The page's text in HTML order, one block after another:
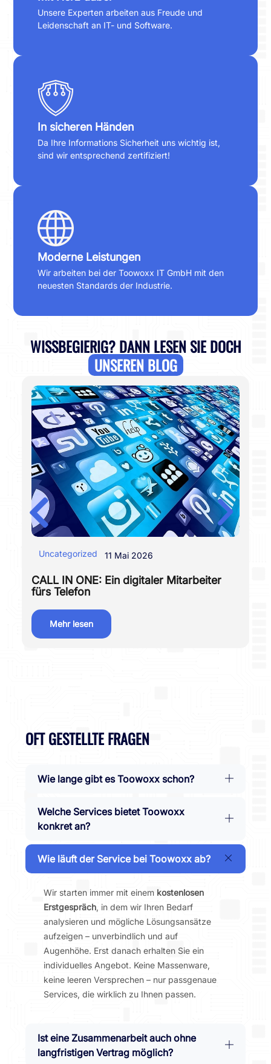
Unsere Experten arbeiten aus Freude und
Leidenschaft an IT- und Software.
In sicheren Händen
Da Ihre Informations Sicherheit uns wichtig ist,
sind wir entsprechend zertifiziert!
Moderne Leistungen
Wir arbeiten bei der Toowoxx IT GmbH mit den
neuesten Standards der Industrie.
WISSBEGIERIG? DANN LESEN SIE DOCH
UNSEREN BLOG
Uncategorized 11 Mai 2026
CALL IN ONE: Ein digitaler Mitarbeiter
fürs Telefon
Mehr lesen
OFT GESTELLTE FRAGEN
Wie lange gibt es Toowoxx schon?
Welche Services bietet Toowoxx
konkret an?
Wie läuft der Service bei Toowoxx ab?
Wir starten immer mit einem kostenlosen
Erstgespräch, in dem wir Ihren Bedarf
analysieren und mögliche Lösungsansätze
aufzeigen – unverbindlich und auf
Augenhöhe. Erst danach erhalten Sie ein
individuelles Angebot. Keine Massenware,
keine leeren Versprechen – nur passgenaue
Services, die wirklich zu Ihnen passen.
Ist eine Zusammenarbeit auch ohne
langfristigen Vertrag möglich?